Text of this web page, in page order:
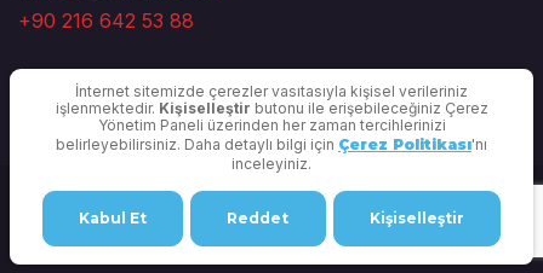
+90 216 642 53 88
Copyright © 2025 Uzman CRM | Gizlilik Politikası
İnternet sitemizde çerezler vasıtasıyla kişisel verileriniz
işlenmektedir. Kişiselleştir butonu ile erişebileceğiniz Çerez
Yönetim Paneli üzerinden her zaman tercihlerinizi
belirleyebilirsiniz. Daha detaylı bilgi için Çerez Politikası'nı
inceleyiniz.
Kabul Et Reddet Kişiselleştir